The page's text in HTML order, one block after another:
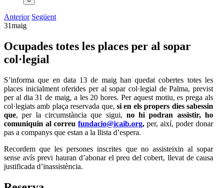
Anterior Següent
31maig
Ocupades totes les places per al sopar
col·legial
S’informa que en data 13 de maig han quedat cobertes totes les
places inicialment oferides per al sopar col·legial de Palma, previst
per al dia 31 de maig, a les 20 hores. Per aquest motiu, es prega als
col·legiats amb plaça reservada que, si en els propers dies sabessin
que, per la circumstància que sigui, no hi podran assistir, ho
comuniquin al correu fundacio@icaib.org, per, així, poder donar
pas a companys que estan a la llista d’espera.
Recordem que les persones inscrites que no assisteixin al sopar
sense avís previ hauran d’abonar el preu del cobert, llevat de causa
justificada d’inassistència.